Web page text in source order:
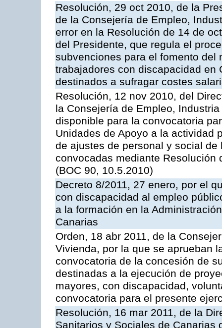
Resolución, 29 oct 2010, de la
de la Consejería de Empleo,
error en la Resolución de 14 de
del Presidente, que regula el
subvenciones para el fomento del
trabajadores con discapacidad en
destinados a sufragar costes
Resolución, 12 nov 2010, del
la Consejería de Empleo,
disponible para la convocatoria
Unidades de Apoyo a la actividad
de ajustes de personal y social
convocadas mediante Resolución
(BOC 90, 10.5.2010)
Decreto 8/2011, 27 enero, por el
con discapacidad al empleo
a la formación en la
Canarias
Orden, 18 abr 2011, de la
Vivienda, por la que se aprueban
convocatoria de la concesión de
destinadas a la ejecución de
mayores, con discapacidad,
convocatoria para el presente
Resolución, 16 mar 2011, de la
Sanitarios y Sociales de Canarias